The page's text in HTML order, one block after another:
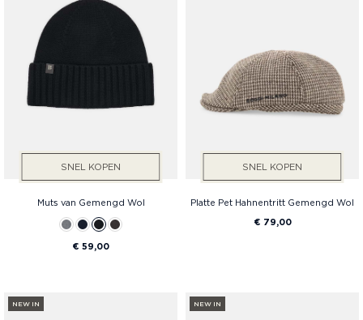
SNEL KOPEN
Muts van Gemengd Wol
€ 59,00
SNEL KOPEN
Platte Pet Hahnentritt Gemengd Wol
€ 79,00
NEW IN NEW IN